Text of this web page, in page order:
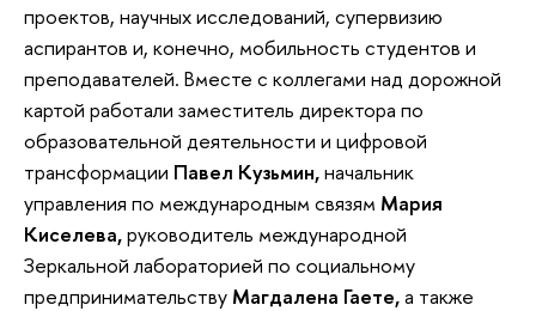
проектов, научных исследований, супервизию
аспирантов и, конечно, мобильность студентов и
преподавателей. Вместе с коллегами над дорожной
картой работали заместитель директора по
образовательной деятельности и цифровой
трансформации Павел Кузьмин,начальник
управления по международным связям Мария
Киселева,руководитель международной
Зеркальной лабораторией по социальному
предпринимательству Магдалена Гаете,а также